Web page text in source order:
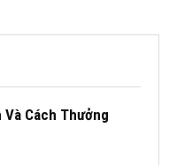
Và Cách Thưởng